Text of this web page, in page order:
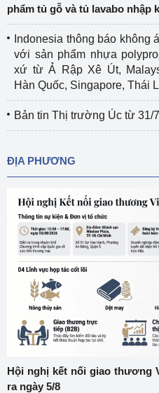
phẩm tủ gỗ và tủ lavabo nhập
Indonesia thông báo không
với sản phẩm nhựa
xứ từ Ả Rập Xê Út,
Hàn Quốc, Singapore, Thái
Bản tin Thị trường Úc từ 31/
ĐỊA PHƯƠNG
Hội nghị kết nối giao thương
ra ngày 5/8